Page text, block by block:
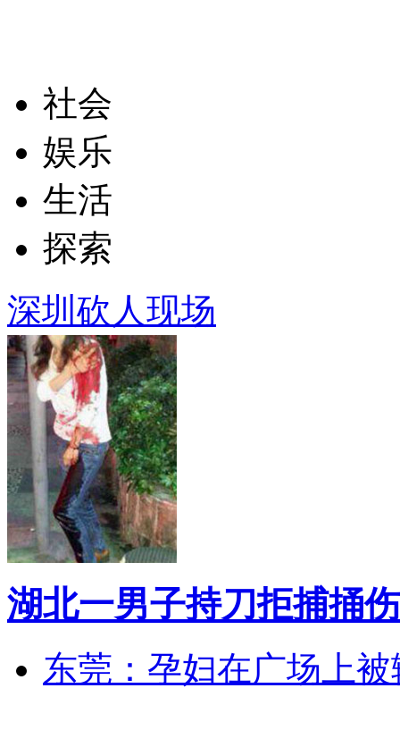
社会
娱乐
生活
探索
深圳砍人现场
湖北一男子持刀拒捕捅
东莞：孕妇在广场上